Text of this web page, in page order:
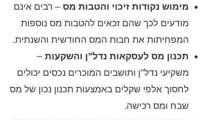
מימוש נקודות זיכוי והטבות מס – רבים אינם
מודעים לכך שהם זכאים להטבות מס נוספות
המפחיתות את חבות המס החודשית והשנתית.
תכנון מס לעסקאות נדל"ן והשקעות –
משקיעי נדל"ן ותושבים המוכרים נכסים יכולים
לחסוך אלפי שקלים באמצעות תכנון נכון של מס
שבח ומס רכישה.